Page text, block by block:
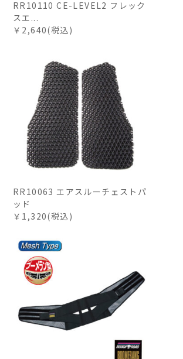
RR10110 CE-LEVEL2 フレック
スエ...
￥2,640(税込)
RR10063 エアスルーチェストパ
ッド
￥1,320(税込)